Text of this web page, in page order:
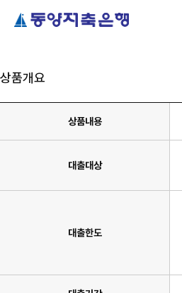
상품개요
상품내용
대출대상
대출한도